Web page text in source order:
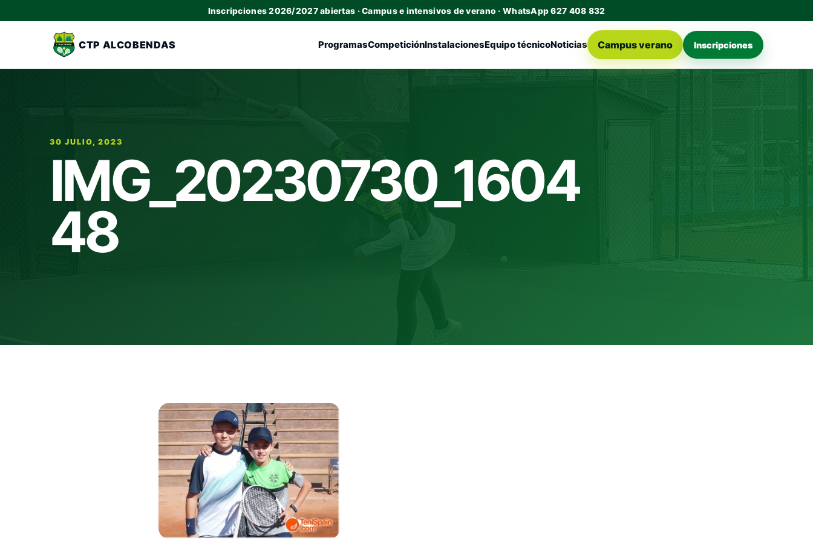
Inscripciones 2026/2027 abiertas · Campus e intensivos de verano · WhatsApp 627 408 832
CTP ALCOBENDAS ProgramasCompeticiónInstalacionesEquipo técnicoNoticias Campus verano Inscripciones
30 JULIO, 2023
IMG_20230730_1604
48